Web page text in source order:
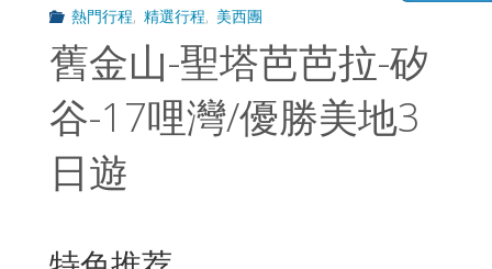
O
UR
S
熱門行程, 精選行程, 美西團
舊金山-聖塔芭芭拉-矽
谷-17哩灣/優勝美地3
日遊